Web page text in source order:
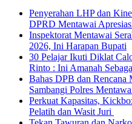
Penyerahan LHP dan
DPRD Mentawai
Inspektorat Mentawai
2026, Ini Harapan Bupati
30 Pelajar Ikuti Diklat
Rinto : Ini Amanah
Bahas DPB dan
Sambangi Polres
Perkuat Kapasitas,
Pelatih dan Wasit Juri